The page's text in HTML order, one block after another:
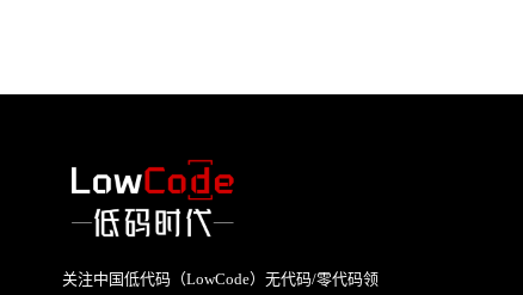
关注中国低代码（LowCode）无代码/零代码领